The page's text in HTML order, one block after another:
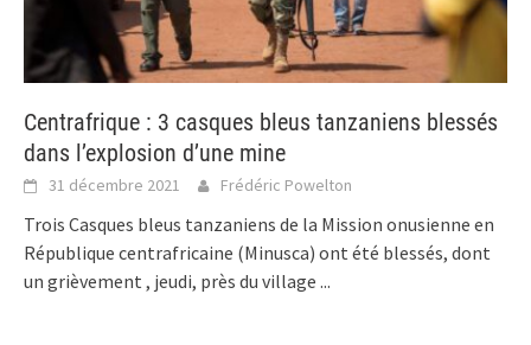
Centrafrique : 3 casques bleus tanzaniens blessés
dans l’explosion d’une mine
31 décembre 2021 Frédéric Powelton
Trois Casques bleus tanzaniens de la Mission onusienne en
République centrafricaine (Minusca) ont été blessés, dont
un grièvement , jeudi, près du village ...